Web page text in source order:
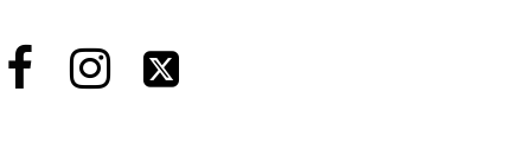
  